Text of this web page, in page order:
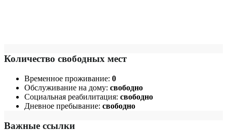
Количество свободных мест
Временное проживание: 0
Обслуживание на дому: свободно
Социальная реабилитация: свободно
Дневное пребывание: свободно
Важные ссылки